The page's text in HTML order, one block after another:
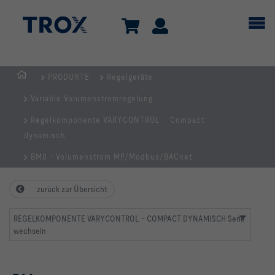
PRODUKTE Regelgeräte
Variable Volumenstromregelung
Regelkomponente VARYCONTROL – Compact
dynamisch
BM0 - Volumenstrom MP/Modbus/BACnet
zurück zur Übersicht
REGELKOMPONENTE VARYCONTROL – COMPACT DYNAMISCH Serie
wechseln